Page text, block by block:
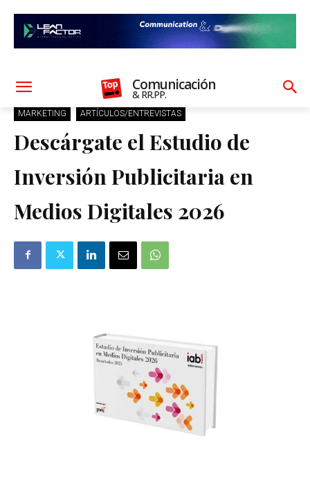
Comunicación
& RR.PP.
MARKETING ARTÍCULOS/ENTREVISTAS
Descárgate el Estudio de
Inversión Publicitaria en
Medios Digitales 2026